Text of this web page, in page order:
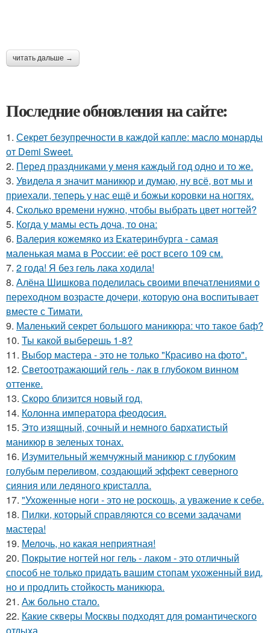
читать дальше →
Последние обновления на сайте:
1. Секрет безупречности в каждой капле: масло монарды
от Demi Sweet.
2. Перед праздниками у меня каждый год одно и то же.
3. Увидела я значит маникюр и думаю, ну всё, вот мы и
приехали, теперь у нас ещё и божьи коровки на ногтях.
4. Сколько времени нужно, чтобы выбрать цвет ногтей?
5. Когда у мамы есть доча, то она:
6. Валерия кожемяко из Екатеринбурга - самая
маленькая мама в России: её рост всего 109 см.
7. 2 года! Я без гель лака ходила!
8. Алёна Шишкова поделилась своими впечатлениями о
переходном возрасте дочери, которую она воспитывает
вместе с Тимати.
9. Маленький секрет большого маникюра: что такое баф?
10. Ты какой выберешь 1-8?
11. Выбор мастера - это не только "Красиво на фото".
12. Светоотражающий гель - лак в глубоком винном
оттенке.
13. Скоро близится новый год.
14. Колонна императора феодосия.
15. Это изящный, сочный и немного бархатистый
маникюр в зеленых тонах.
16. Изумительный жемчужный маникюр с глубоким
голубым переливом, создающий эффект северного
сияния или ледяного кристалла.
17. "Ухоженные ноги - это не роскошь, а уважение к себе.
18. Пилки, который справляются со всеми задачами
мастера!
19. Мелочь, но какая неприятная!
20. Покрытие ногтей ног гель - лаком - это отличный
способ не только придать вашим стопам ухоженный вид,
но и продлить стойкость маникюра.
21. Аж больно стало.
22. Какие скверы Москвы подходят для романтического